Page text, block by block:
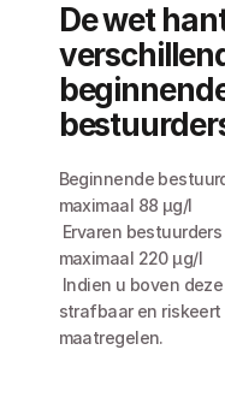
De wet
Beginnende
maximaal 88 µg/l
maximaal 220 µg/l
strafbaar en
maatregelen.